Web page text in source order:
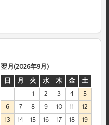
翌月(2026年9月)
日
月 火 水 木 金
土
1
2 3 4
5
6
7 8 9 10 11
12
13
14 15 16 17 18
19